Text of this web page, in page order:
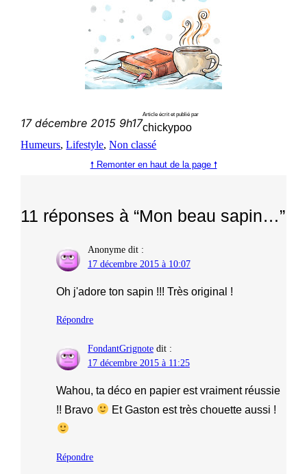
17 décembre 2015 9h17
Article écrit et publié par
chickypoo
Humeurs, Lifestyle, Non classé
🠕 Remonter en haut de la page 🠕
11 réponses à “Mon beau sapin…”
Anonyme dit :
17 décembre 2015 à 10:07
Oh j'adore ton sapin !!! Très original !
Répondre
FondantGrignote dit :
17 décembre 2015 à 11:25
Wahou, ta déco en papier est vraiment réussie
!! Bravo
Et Gaston est très chouette aussi !
Répondre